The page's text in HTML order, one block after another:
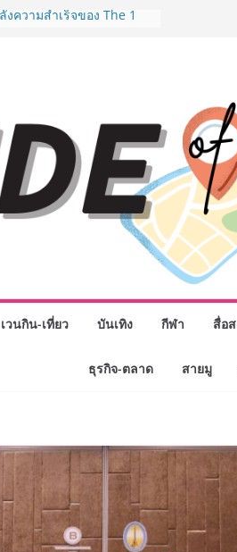
งความสำเร็จของ The 1
สร้างยอดขายสูงสุดในรอบ
เที่ยวเดินหน้าสร้าง Green
หม่ ขับเคลื่อนการท่องเที่ยว
านสากล ภายใต้ Thailand
Plan 2030
หน้าจัดกิจกรรมเจรจาธุรกิจ
ม้สี่มุมเมือง” ศูนย์รวมดอกไม้
ะดิษฐ์ พวงมาลัย และสังฆ
นตลอด 24 ชั่วโมง
วนกิน-เที่ยว บันเทิง กีฬา สื่อ
ธุรกิจ-ตลาด สายมู